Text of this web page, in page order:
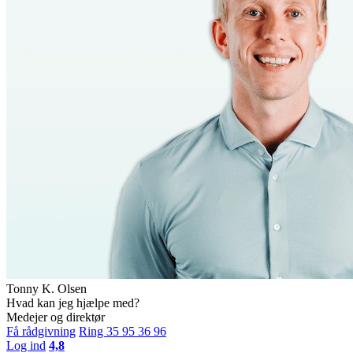
Tonny K. Olsen
Hvad kan jeg hjælpe med?
Medejer og direktør
Få rådgivning Ring 35 95 36 96
Log ind 4,8